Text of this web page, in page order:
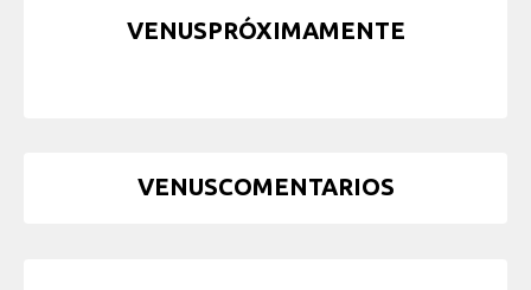
VENUSPRÓXIMAMENTE
VENUSCOMENTARIOS